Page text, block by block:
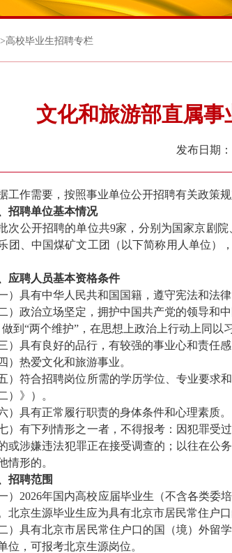
>高校毕业生招聘专栏
文化和旅游部直属事
发布日期
工作需要，按照事业单位公开招聘有关政策规
招聘单位基本情况
次公开招聘的单位共9家，分别为国家京剧
团、中国煤矿文工团（以下简称用人单位）
应聘人员基本资格条件
一）具有中华人民共和国国籍，遵守宪法和法律
二）政治立场坚定，拥护中国共产党的领导和
做到“两个维护”，在思想上政治上行动上同以
三）具有良好的品行，有较强的事业心和责任感
四）热爱文化和旅游事业。
五）符合招聘岗位所需的学历学位、专业要求
）》）。
六）具有正常履行职责的身体条件和心理素质。
七）有下列情形之一者，不得报考：因犯罪
或涉嫌违法犯罪正在接受调查的；以往在公
情形的。
招聘范围
）2026年国内高校应届毕业生（不含各类委
北京生源毕业生应为具有北京市居民常住户
二）具有北京市居民常住户口的国（境）外留
位，可报考北京生源岗位。